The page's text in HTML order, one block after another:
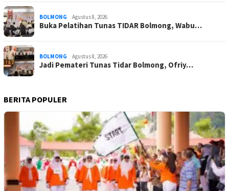
BOLMONG Agustus 8, 2026
Buka Pelatihan Tunas TIDAR Bolmong, Wabu…
BOLMONG Agustus 8, 2026
Jadi Pemateri Tunas Tidar Bolmong, Ofriy…
BERITA POPULER